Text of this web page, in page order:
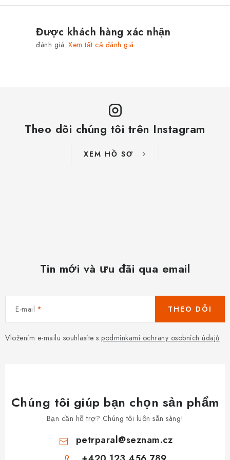
Jak na Jupiter Obchodní podmínky
Kontakty
Đánh giá cửa hàng
Được khách hàng xác nhận
đánh giá. Xem tất cả đánh giá
Theo dõi chúng tôi trên Instagram
XEM HỒ SƠ
Tin mới và ưu đãi qua email
E-mail
Vložením e-mailu souhlasíte s podmínkami ochrany osobních údajů
THEO DÕI
Chúng tôi giúp bạn chọn sản phẩm
Bạn cần hỗ trợ? Chúng tôi luôn sẵn sàng!
petrparal@seznam.cz